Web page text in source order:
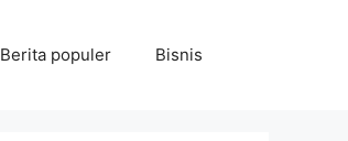
Berita populer Bisnis